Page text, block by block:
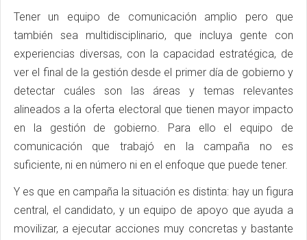
Tener un equipo de comunicación amplio pero que
también sea multidisciplinario, que incluya gente con
experiencias diversas, con la capacidad estratégica, de
ver el final de la gestión desde el primer día de gobierno y
detectar cuáles son las áreas y temas relevantes
alineados a la oferta electoral que tienen mayor impacto
en la gestión de gobierno. Para ello el equipo de
comunicación que trabajó en la campaña no es
suficiente, ni en número ni en el enfoque que puede tener.
Y es que en campaña la situación es distinta: hay un figura
central, el candidato, y un equipo de apoyo que ayuda a
movilizar, a ejecutar acciones muy concretas y bastante